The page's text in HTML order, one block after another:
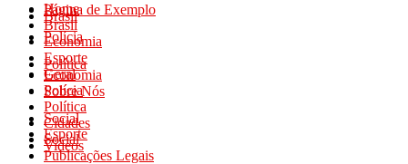
Página de Exemplo
Polícia
Política
Sobre Nós
Social
Videos
Brasil
Economia
Esporte
Home
Brasil
Economia
Esporte
Geral
Polícia
Política
Cidades
Social
Publicações Legais